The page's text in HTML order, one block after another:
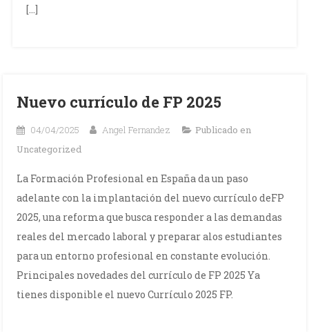
[…]
Nuevo currículo de FP 2025
04/04/2025 Angel Fernandez
Publicado en
Uncategorized
La Formación Profesional en España da un paso
adelante con la implantación del nuevo currículo deFP
2025, una reforma que busca responder a las demandas
reales del mercado laboral y preparar alos estudiantes
para un entorno profesional en constante evolución.
Principales novedades del currículo de FP 2025 Ya
tienes disponible el nuevo Currículo 2025 FP.